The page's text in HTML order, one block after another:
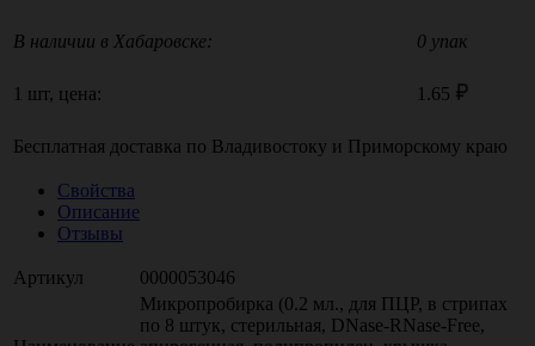
В наличии в Хабаровске: 0 упак
1 шт, цена: 1.65
Бесплатная доставка по Владивостоку и Приморскому краю
Свойства
Описание
Отзывы
Артикул 0000053046
Микропробирка (0.2 мл., для ПЦР, в стрипах
по 8 штук, стерильная, DNase-RNase-Free,